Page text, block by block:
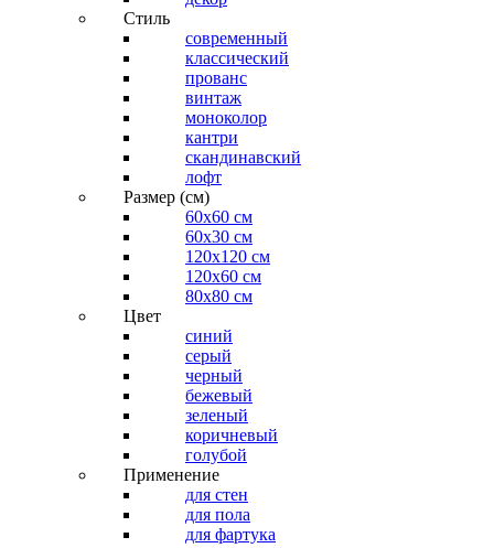
Стиль
современный
классический
прованс
винтаж
моноколор
кантри
скандинавский
лофт
Размер (см)
60х60 см
60x30 см
120x120 см
120x60 см
80x80 см
Цвет
синий
серый
черный
бежевый
зеленый
коричневый
голубой
Применение
для стен
для пола
для фартука